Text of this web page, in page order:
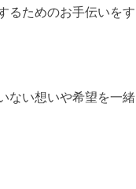
るためのお手伝いを
ない想いや希望を一緒